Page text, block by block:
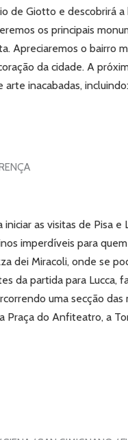
de Giotto e descobrirá
os principais
Apreciaremos o bairro
da cidade. A
arte inacabadas,
as visitas de Pisa
imperdíveis para
dei Miracoli, onde se
da partida para Lucca,
uma secção
Praça do Anfiteatro, a